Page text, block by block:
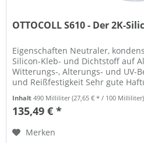
OTTOCOLL S610 - Der 2K-
Eigenschaften Neutraler,
Silicon-Kleb- und Dichtstoff auf
Witterungs-, Alterungs- und UV-
und Reißfestigkeit Sehr gute
Inhalt490 Milliliter(27,65 € * / 100 Milliliter)
135,49 € *
Merken